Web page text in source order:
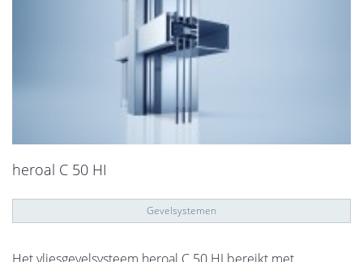
heroal C 50 HI
Gevelsystemen